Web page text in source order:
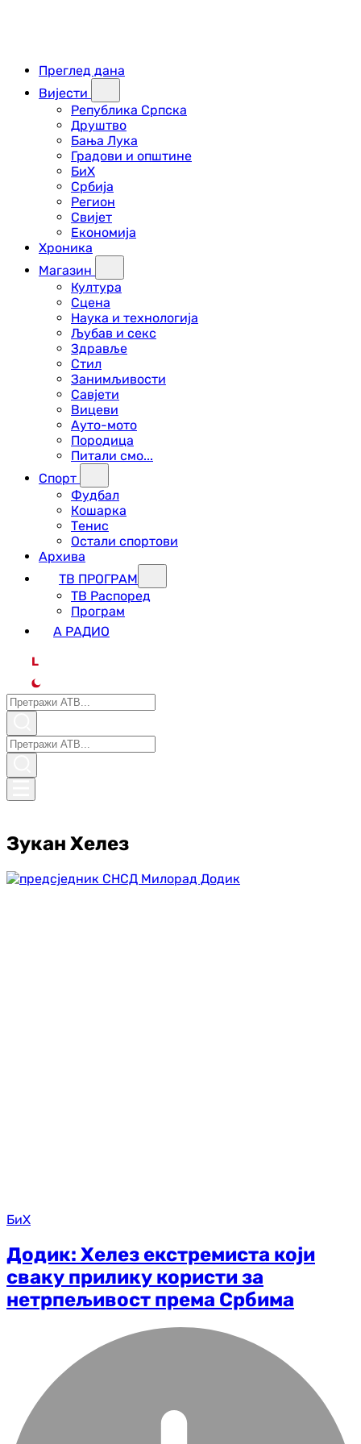
Преглед дана
Вијести
Република Српска
Друштво
Бања Лука
Градови и општине
БиХ
Србија
Регион
Свијет
Економија
Хроника
Магазин
Култура
Сцена
Наука и технологија
Љубав и секс
Здравље
Стил
Занимљивости
Савјети
Вицеви
Ауто-мото
Породица
Питали смо...
Спорт
Фудбал
Кошарка
Тенис
Остали спортови
Архива
ТВ ПРОГРАМ
ТВ Распоред
Програм
А РАДИО
L
Зукан Хелез
БиХ
Додик: Хелез екстремиста који
сваку прилику користи за
нетрпељивост према Србима